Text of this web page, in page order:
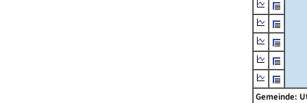
Gemeinde: